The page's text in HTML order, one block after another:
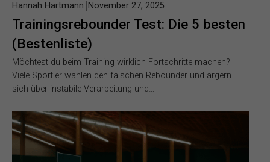
Trainingsrebounder Test: Die 5 besten
(Bestenliste)
Hannah Hartmann November 27, 2025
Möchtest du beim Training wirklich Fortschritte machen?
Viele Sportler wählen den falschen Rebounder und ärgern
sich über instabile Verarbeitung und…